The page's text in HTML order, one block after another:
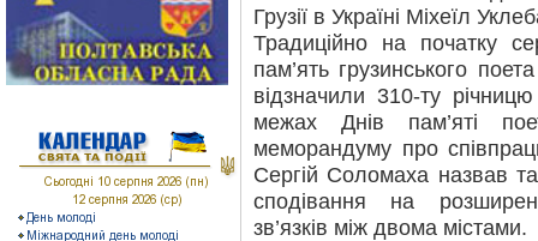
Грузії в Україні Міхеїл
Традиційно на початку
пам’ять грузинського
відзначили 310-ту
межах Днів пам’яті
меморандуму про
Сергій Соломаха назвав
сподівання на
зв’язків між двома містами.